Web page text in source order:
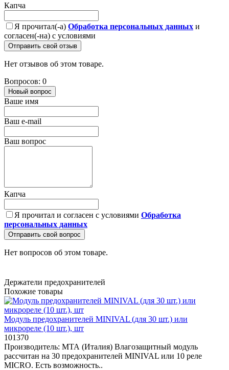
Капча
Я прочитал(-а) Обработка персональных данных и
согласен(-на) с условиями
Отправить свой отзыв
Нет отзывов об этом товаре.
Вопросов: 0
Новый вопрос
Ваше имя
Ваш e-mail
Ваш вопрос
Капча
Я прочитал и согласен с условиями Обработка
персональных данных
Отправить свой вопрос
Нет вопросов об этом товаре.
Держатели предохранителей
Похожие товары
Модуль предохранителей MINIVAL (для 30 шт.) или
микрореле (10 шт.), шт
101370
Производитель: МТА (Италия) Влагозащитный модуль
рассчитан на 30 предохранителей MINIVAL или 10 реле
MICRO. Есть возможность..